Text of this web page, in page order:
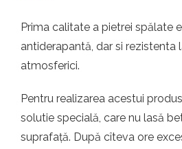
Prima calitate a pietrei spălate
antiderapantă, dar si rezistenta
atmosferici.
Pentru realizarea acestui
solutie specială, care nu lasă
suprafață. După cîteva ore